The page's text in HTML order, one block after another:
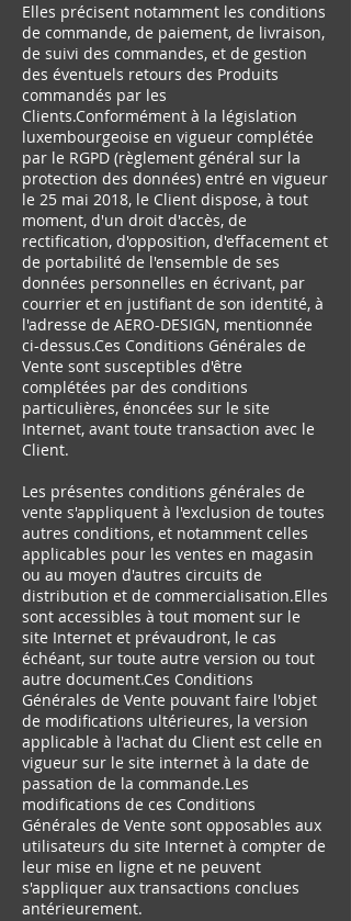
Elles précisent notamment les conditions
de commande, de paiement, de livraison,
de suivi des commandes, et de gestion
des éventuels retours des Produits
commandés par les
Clients.Conformément à la législation
luxembourgeoise en vigueur complétée
par le RGPD (règlement général sur la
protection des données) entré en vigueur
le 25 mai 2018, le Client dispose, à tout
moment, d'un droit d'accès, de
rectification, d'opposition, d'effacement et
de portabilité de l'ensemble de ses
données personnelles en écrivant, par
courrier et en justifiant de son identité, à
l'adresse de AERO-DESIGN, mentionnée
ci-dessus.Ces Conditions Générales de
Vente sont susceptibles d'être
complétées par des conditions
particulières, énoncées sur le site
Internet, avant toute transaction avec le
Client.
Les présentes conditions générales de
vente s'appliquent à l'exclusion de toutes
autres conditions, et notamment celles
applicables pour les ventes en magasin
ou au moyen d'autres circuits de
distribution et de commercialisation.Elles
sont accessibles à tout moment sur le
site Internet et prévaudront, le cas
échéant, sur toute autre version ou tout
autre document.Ces Conditions
Générales de Vente pouvant faire l'objet
de modifications ultérieures, la version
applicable à l'achat du Client est celle en
vigueur sur le site internet à la date de
passation de la commande.Les
modifications de ces Conditions
Générales de Vente sont opposables aux
utilisateurs du site Internet à compter de
leur mise en ligne et ne peuvent
s'appliquer aux transactions conclues
antérieurement.